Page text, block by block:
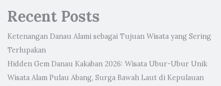
Recent Posts
Ketenangan Danau Alami sebagai Tujuan Wisata yang Sering
Terlupakan
Hidden Gem Danau Kakaban 2026: Wisata Ubur-Ubur Unik
Wisata Alam Pulau Abang, Surga Bawah Laut di Kepulauan